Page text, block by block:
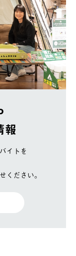
報
イトを
ください。